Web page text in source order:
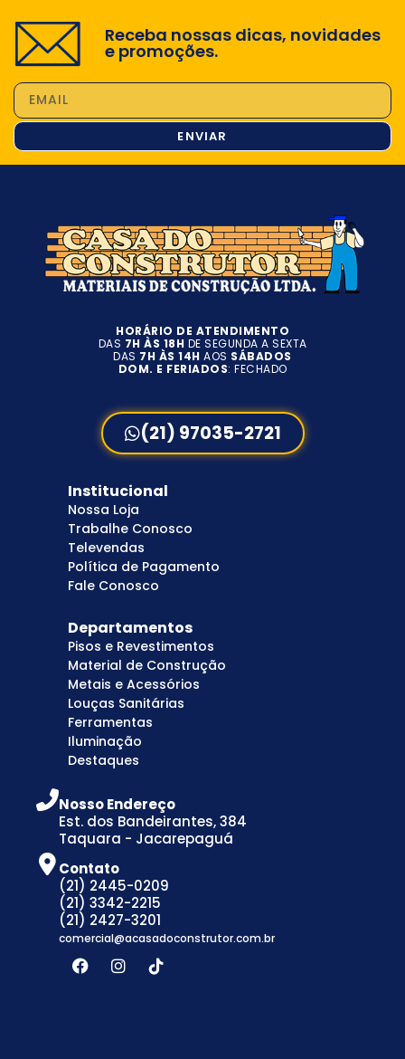
Receba nossas dicas, novidades
e promoções.
ENVIAR
HORÁRIO DE ATENDIMENTO
DAS 7H ÀS 18H DE SEGUNDA A SEXTA
DAS 7H ÀS 14H AOS SÁBADOS
DOM. E FERIADOS: FECHADO
(21) 97035-2721
Institucional
Nossa Loja
Trabalhe Conosco
Televendas
Política de Pagamento
Fale Conosco
Departamentos
Pisos e Revestimentos
Material de Construção
Metais e Acessórios
Louças Sanitárias
Ferramentas
Iluminação
Destaques
Nosso Endereço
Est. dos Bandeirantes, 384
Taquara - Jacarepaguá
Contato
(21) 2445-0209
(21) 3342-2215
(21) 2427-3201
comercial@acasadoconstrutor.com.br